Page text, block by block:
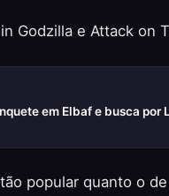
em Elbaf e busca por
popular quanto o